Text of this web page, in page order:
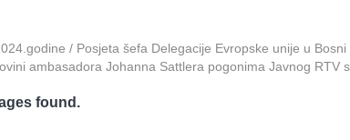
/ Posjeta šefa Delegacije Evropske unije u
ambasadora Johanna Sattlera pogonima Javnog RTV
found.